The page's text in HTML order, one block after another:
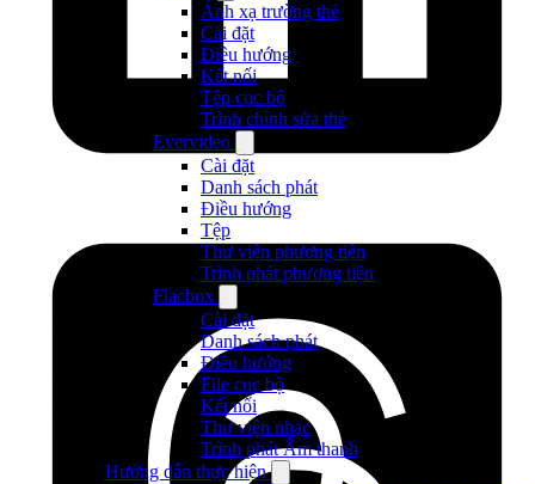
Ánh xạ trường thẻ
Cài đặt
Điều hướng
Kết nối
Tệp cục bộ
Trình chỉnh sửa thẻ
Evervideo
Cài đặt
Danh sách phát
Điều hướng
Tệp
Thư viện phương tiện
Trình phát phương tiện
Flacbox
Cài đặt
Danh sách phát
Điều hướng
File cục bộ
Kết nối
Thư viện nhạc
Trình phát Âm thanh
Hướng dẫn thực hiện